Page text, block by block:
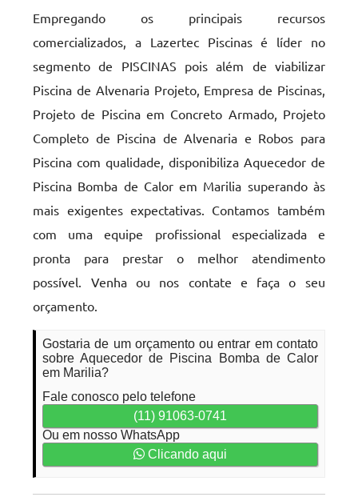
Empregando os principais recursos
comercializados, a Lazertec Piscinas é líder no
segmento de PISCINAS pois além de viabilizar
Piscina de Alvenaria Projeto, Empresa de Piscinas,
Projeto de Piscina em Concreto Armado, Projeto
Completo de Piscina de Alvenaria e Robos para
Piscina com qualidade, disponibiliza Aquecedor de
Piscina Bomba de Calor em Marilia superando às
mais exigentes expectativas. Contamos também
com uma equipe profissional especializada e
pronta para prestar o melhor atendimento
possível. Venha ou nos contate e faça o seu
orçamento.
Gostaria de um orçamento ou entrar em contato
sobre Aquecedor de Piscina Bomba de Calor
em Marilia?
Fale conosco pelo telefone
(11) 91063-0741
Ou em nosso WhatsApp
Clicando aqui